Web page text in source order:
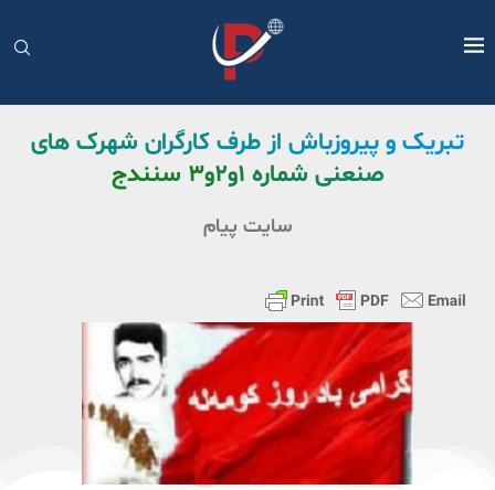
تبریک و پیروزباش از طرف کارگران شهرک های
صنعنی شماره ۱و۲و۳ سنندج
سایت پیام